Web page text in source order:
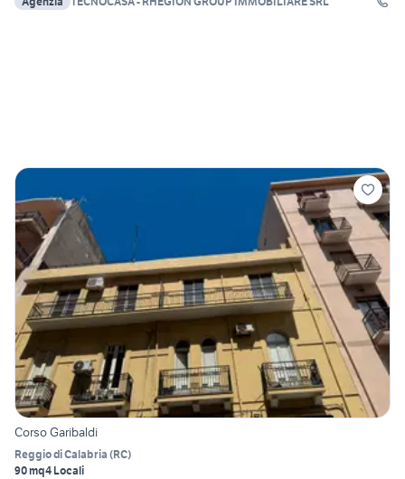
Corso Garibaldi
Reggio di Calabria (RC)
90 mq4 Locali